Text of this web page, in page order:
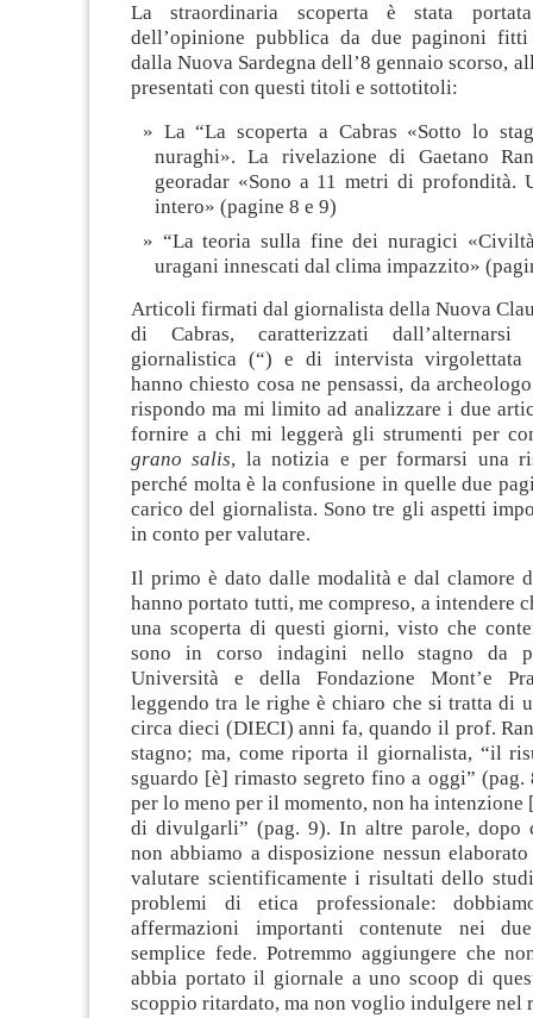
La straordinaria scoperta è stata portata
dell’opinione pubblica da due paginoni
dalla Nuova Sardegna dell’8 gennaio scorso,
presentati con questi titoli e sottotitoli:
La “La scoperta a Cabras «Sotto lo
nuraghi». La rivelazione di Gaetano
georadar «Sono a 11 metri di profondità.
intero» (pagine 8 e 9)
“La teoria sulla fine dei nuragici
uragani innescati dal clima impazzito»
Articoli firmati dal giornalista della Nuova
di Cabras, caratterizzati dall’alternarsi
giornalistica (“) e di intervista
hanno chiesto cosa ne pensassi, da
rispondo ma mi limito ad analizzare i due
fornire a chi mi leggerà gli strumenti per
grano salis, la notizia e per formarsi una
perché molta è la confusione in quelle due
carico del giornalista. Sono tre gli aspetti
in conto per valutare.
Il primo è dato dalle modalità e dal clamore
hanno portato tutti, me compreso, a intendere
una scoperta di questi giorni, visto che
sono in corso indagini nello stagno da
Università e della Fondazione Mont’e
leggendo tra le righe è chiaro che si tratta di
circa dieci (DIECI) anni fa, quando il prof.
stagno; ma, come riporta il giornalista, “il
sguardo [è] rimasto segreto fino a oggi”
per lo meno per il momento, non ha
di divulgarli” (pag. 9). In altre parole, dopo
non abbiamo a disposizione nessun
valutare scientificamente i risultati dello
problemi di etica professionale:
affermazioni importanti contenute nei
semplice fede. Potremmo aggiungere che
abbia portato il giornale a uno scoop di
scoppio ritardato, ma non voglio indulgere nel